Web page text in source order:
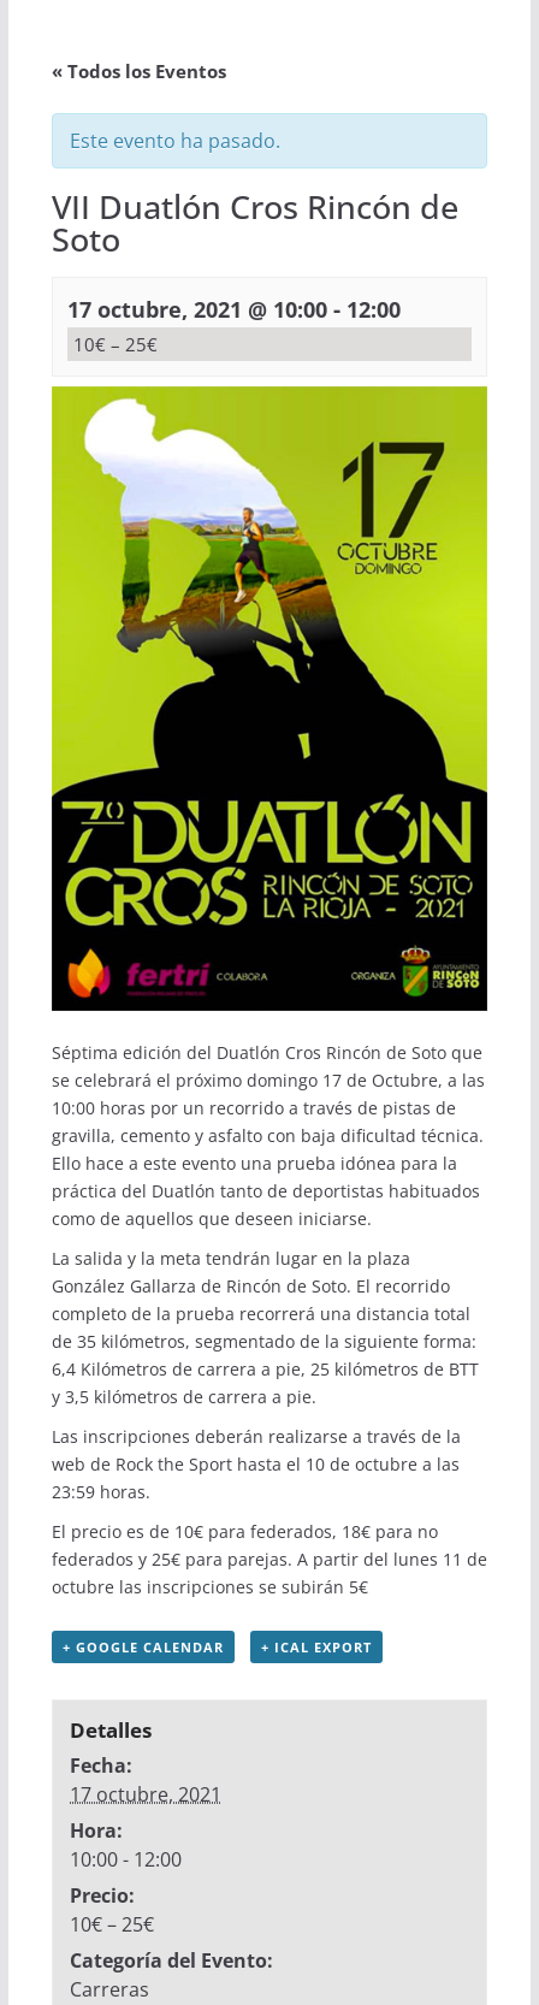
« Todos los Eventos
Este evento ha pasado.
VII Duatlón Cros Rincón de
Soto
17 octubre, 2021 @ 10:00- 12:00
10€ – 25€
Séptima edición del Duatlón Cros Rincón de Soto que
se celebrará el próximo domingo 17 de Octubre, a las
10:00 horas por un recorrido a través de pistas de
gravilla, cemento y asfalto con baja dificultad técnica.
Ello hace a este evento una prueba idónea para la
práctica del Duatlón tanto de deportistas habituados
como de aquellos que deseen iniciarse.
La salida y la meta tendrán lugar en la plaza
González Gallarza de Rincón de Soto. El recorrido
completo de la prueba recorrerá una distancia total
de 35 kilómetros, segmentado de la siguiente forma:
6,4 Kilómetros de carrera a pie, 25 kilómetros de BTT
y 3,5 kilómetros de carrera a pie.
Las inscripciones deberán realizarse a través de la
web de Rock the Sporthasta el 10 de octubre a las
23:59 horas.
El precio es de 10€ para federados, 18€ para no
federados y 25€ para parejas. A partir del lunes 11 de
octubre las inscripciones se subirán 5€
+ GOOGLE CALENDAR + ICAL EXPORT
Detalles
Fecha:
17 octubre, 2021
Hora:
10:00 - 12:00
Precio:
10€ – 25€
Categoría del Evento:
Carreras